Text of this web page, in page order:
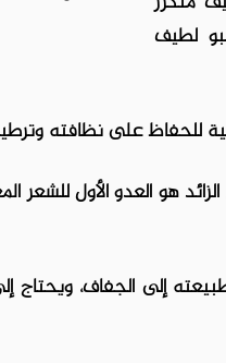
لطيف
هو العدو الأول
إلى الجفاف، ويحتاج